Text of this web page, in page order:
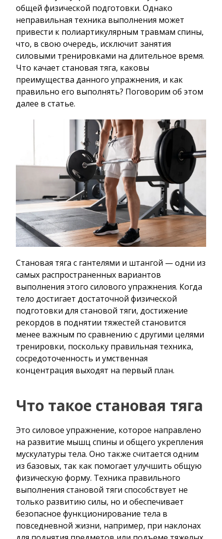
общей физической подготовки. Однако
неправильная техника выполнения может
привести к полиартикулярным травмам спины,
что, в свою очередь, исключит занятия
силовыми тренировками на длительное время.
Что качает становая тяга, каковы
преимущества данного упражнения, и как
правильно его выполнять? Поговорим об этом
далее в статье.
Становая тяга с гантелями и штангой — одни из
самых распространенных вариантов
выполнения этого силового упражнения. Когда
тело достигает достаточной физической
подготовки для становой тяги, достижение
рекордов в поднятии тяжестей становится
менее важным по сравнению с другими целями
тренировки, поскольку правильная техника,
сосредоточенность и умственная
концентрация выходят на первый план.
Что такое становая тяга
Это силовое упражнение, которое направлено
на развитие мышц спины и общего укрепления
мускулатуры тела. Оно также считается одним
из базовых, так как помогает улучшить общую
физическую форму. Техника правильного
выполнения становой тяги способствует не
только развитию силы, но и обеспечивает
безопасное функционирование тела в
повседневной жизни, например, при наклонах